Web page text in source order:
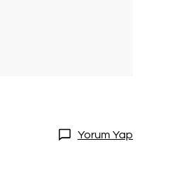
Yorum Yap